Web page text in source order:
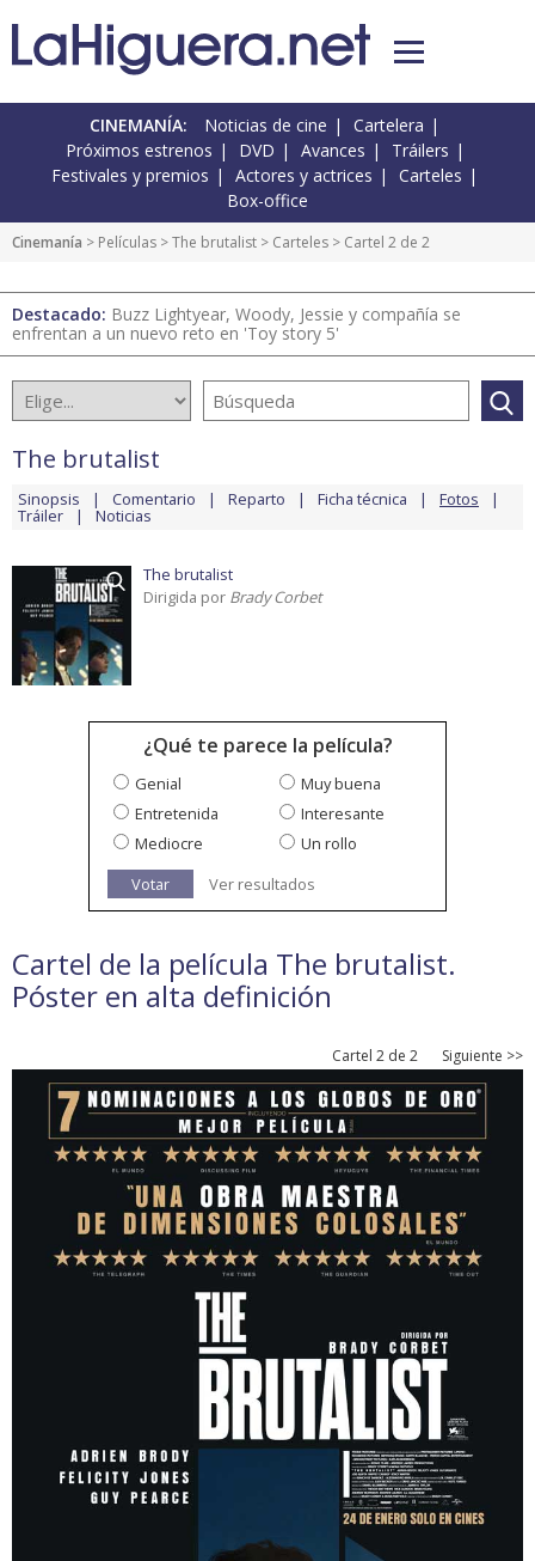
CINEMANÍA: Noticias de cine
Cartelera
Próximos estrenos
DVD Avances
Tráilers
Festivales y premios
Actores y actrices
Carteles
Box-office
Cinemanía > Películas >The brutalist > Carteles > Cartel 2 de 2
Destacado: Buzz Lightyear, Woody, Jessie y compañía se
enfrentan a un nuevo reto en 'Toy story 5'
The brutalist
Sinopsis Comentario Reparto Ficha técnica Fotos
Tráiler Noticias
The brutalist
Dirigida por Brady Corbet
¿Qué te parece la película?
Genial
Muy buena
Entretenida
Interesante
Mediocre
Un rollo
Votar
Ver resultados
Cartel de la película The brutalist.
Póster en alta definición
Cartel 2 de 2 Siguiente >>